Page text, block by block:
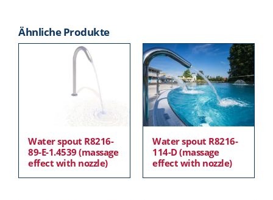
Ähnliche Produkte
Water spout R8216-
89-E-1.4539 (massage
effect with nozzle)
Water spout R8216-
114-D (massage
effect with nozzle)